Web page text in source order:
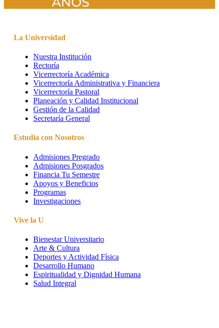
La Universidad
Nuestra Institución
Rectoría
Vicerrectoría Académica
Vicerrectoría Administrativa y Financiera
Vicerrectoría Pastoral
Planeación y Calidad Institucional
Gestión de la Calidad
Secretaría General
Estudia con Nosotros
Admisiones Pregrado
Admisiones Posgrados
Financia Tu Semestre
Apoyos y Beneficios
Programas
Investigaciones
Vive la U
Bienestar Universitario
Arte & Cultura
Deportes y Actividad Física
Desarrollo Humano
Espiritualidad y Dignidad Humana
Salud Integral